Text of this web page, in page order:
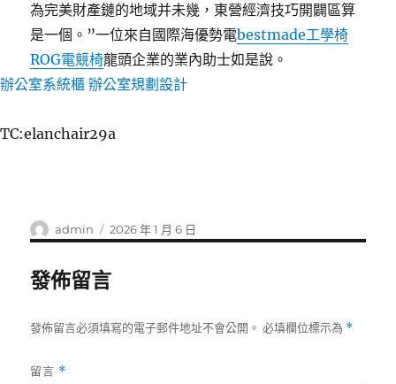
為完美財產鏈的地域并未幾，東營經濟技巧開闢區算
是一個。”一位來自國際海優勢電bestmade工學椅
ROG電競椅龍頭企業的業內助士如是說。
辦公室系統櫃 辦公室規劃設計
TC:elanchair29a
作
者
admin
發
佈
2026 年 1 月 6 日
發佈留言
發佈留言必須填寫的電子郵件地址不會公開。 必填欄位標示為 *
留言 *